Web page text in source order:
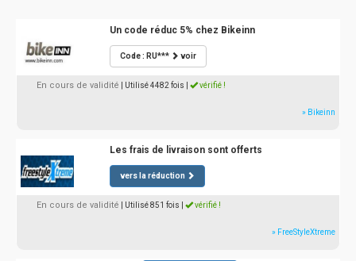
Un code réduc 5% chez Bikeinn
Code : RU*** voir
En cours de validité | Utilisé 4482 fois vérifié !
» Bikeinn
Les frais de livraison sont offerts
vers la réduction
En cours de validité | Utilisé 851 fois vérifié !
» FreeStyleXtreme